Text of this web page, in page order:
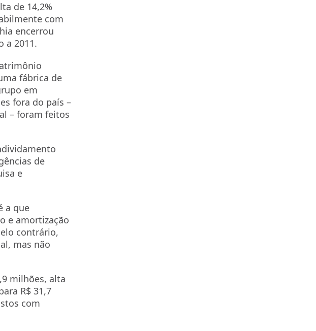
de 14,2%
com
encerrou
a 2011.
fábrica de
em
fora do país –
– foram feitos
de
e
a que
e amortização
contrário,
mas não
milhões, alta
R$ 31,7
com